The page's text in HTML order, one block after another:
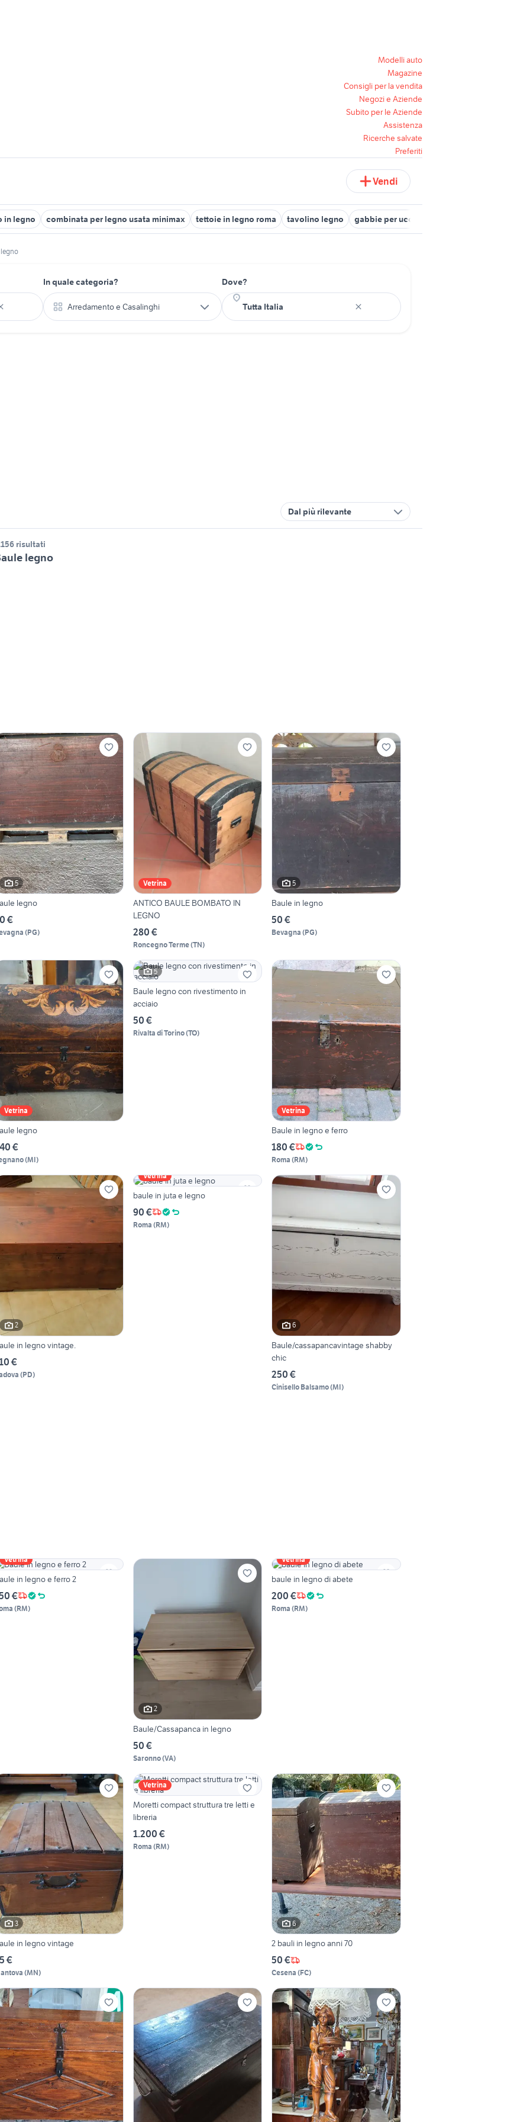
Modelli auto
Magazine
Consigli per la vendita
Negozi e Aziende
Subito per le Aziende
Assistenza
Ricerche salvate
Preferiti
Vendi
in legno combinata per legno usata minimax tettoie in legno roma tavolino legno gabbie per uccelli in legno
In quale categoria?
Arredamento e Casalinghi
Dove?
Dal più rilevante
risultati
legno
5
legno
€
(PG)
Vetrina
ANTICO BAULE BOMBATO IN
LEGNO
280 €
Roncegno Terme(TN)
5
Baule in legno
50 €
Bevagna (PG)
Vetrina
legno
€
(MI)
5
Baule legno con rivestimento in
acciaio
50 €
Rivalta di Torino(TO)
Vetrina
Baule in legno e ferro
180 €
Roma (RM)
2
in legno vintage.
€
(PD)
Vetrina
baule in juta e legno
90 €
Roma (RM)
6
Baule/cassapancavintage shabby
chic
250 €
Cinisello Balsamo(MI)
Vetrina
in legno e ferro 2
€
(RM)
2
Baule/Cassapanca in legno
50 €
Saronno(VA)
Vetrina
baule in legno di abete
200 €
Roma (RM)
3
in legno vintage
€
(MN)
Vetrina
Moretti compact struttura tre letti e
libreria
1.200 €
Roma (RM)
6
2 bauli in legno anni 70
50 €
Cesena (FC)